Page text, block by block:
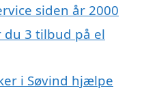
siden år 2000
du 3 tilbud på el
i Søvind hjælpe